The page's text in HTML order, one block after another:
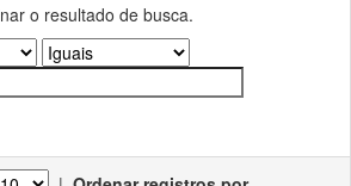
o resultado de busca.